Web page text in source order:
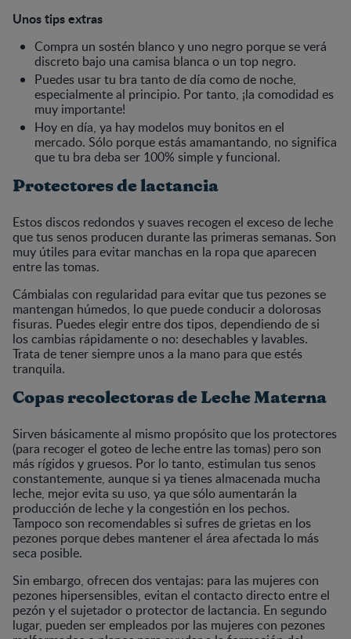
Unos tips extras
Compra un sostén blanco y uno negro porque se verá
discreto bajo una camisa blanca o un top negro.
Puedes usar tu bra tanto de día como de noche,
especialmente al principio. Por tanto, ¡la comodidad es
muy importante!
Hoy en día, ya hay modelos muy bonitos en el
mercado. Sólo porque estás amamantando, no significa
que tu bra deba ser 100% simple y funcional.
Protectores de lactancia
Estos discos redondos y suaves recogen el exceso de leche
que tus senos producen durante las primeras semanas. Son
muy útiles para evitar manchas en la ropa que aparecen
entre las tomas.
Cámbialas con regularidad para evitar que tus pezones se
mantengan húmedos, lo que puede conducir a dolorosas
fisuras. Puedes elegir entre dos tipos, dependiendo de si
los cambias rápidamente o no: desechables y lavables.
Trata de tener siempre unos a la mano para que estés
tranquila.
Copas recolectoras de Leche Materna
Sirven básicamente al mismo propósito que los protectores
(para recoger el goteo de leche entre las tomas) pero son
más rígidos y gruesos. Por lo tanto, estimulan tus senos
constantemente, aunque si ya tienes almacenada mucha
leche, mejor evita su uso, ya que sólo aumentarán la
producción de leche y la congestión en los pechos.
Tampoco son recomendables si sufres de grietas en los
pezones porque debes mantener el área afectada lo más
seca posible.
Sin embargo, ofrecen dos ventajas: para las mujeres con
pezones hipersensibles, evitan el contacto directo entre el
pezón y el sujetador o protector de lactancia. En segundo
lugar, pueden ser empleados por las mujeres con pezones